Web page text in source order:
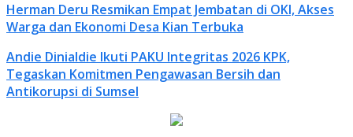
Herman Deru Resmikan Empat Jembatan di OKI, Akses
Warga dan Ekonomi Desa Kian Terbuka
Andie Dinialdie Ikuti PAKU Integritas 2026 KPK,
Tegaskan Komitmen Pengawasan Bersih dan
Antikorupsi di Sumsel